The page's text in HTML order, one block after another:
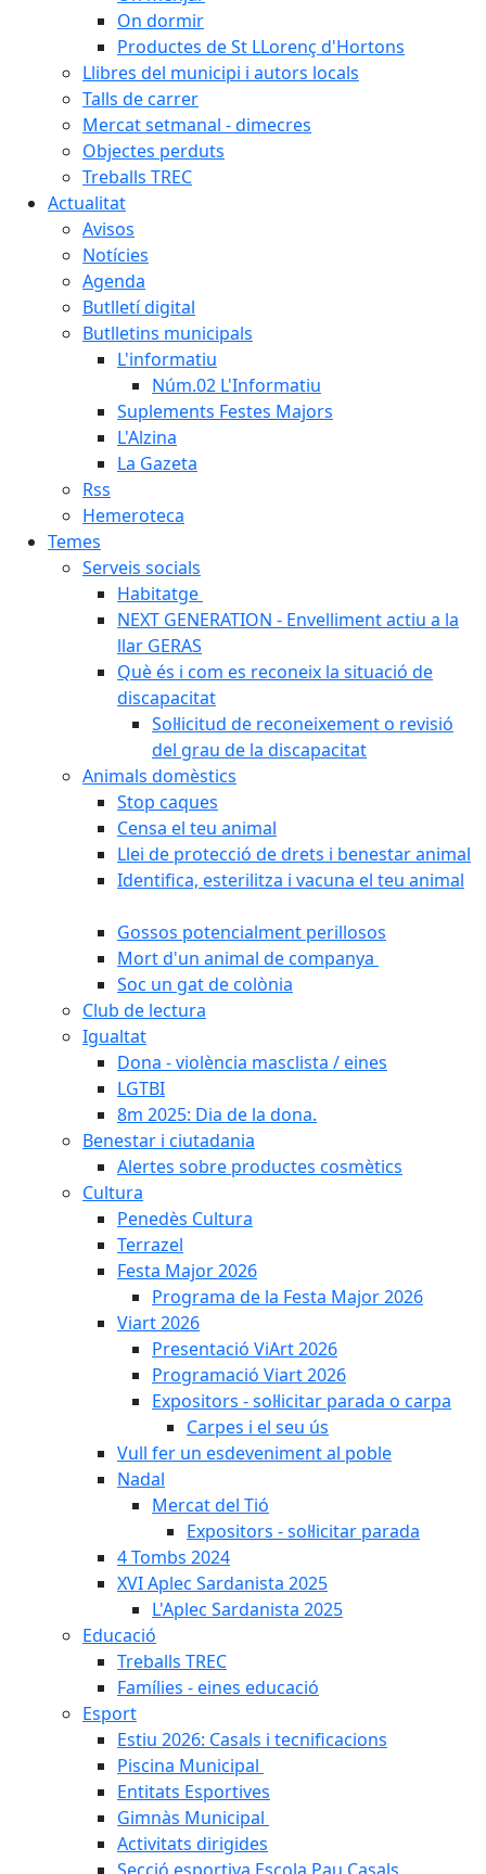
On dormir
Productes de St LLorenç d'Hortons
Llibres del municipi i autors locals
Talls de carrer
Mercat setmanal - dimecres
Objectes perduts
Treballs TREC
Actualitat
Avisos
Notícies
Agenda
Butlletí digital
Butlletins municipals
L'informatiu
Núm.02 L'Informatiu
Suplements Festes Majors
L'Alzina
La Gazeta
Rss
Hemeroteca
Temes
Serveis socials
Habitatge
NEXT GENERATION - Envelliment actiu a la
llar GERAS
Què és i com es reconeix la situació de
discapacitat
Sol·licitud de reconeixement o revisió
del grau de la discapacitat
Animals domèstics
Stop caques
Censa el teu animal
Llei de protecció de drets i benestar animal
Identifica, esterilitza i vacuna el teu animal
Gossos potencialment perillosos
Mort d'un animal de companya
Soc un gat de colònia
Club de lectura
Igualtat
Dona - violència masclista / eines
LGTBI
8m 2025: Dia de la dona.
Benestar i ciutadania
Alertes sobre productes cosmètics
Cultura
Penedès Cultura
Terrazel
Festa Major 2026
Programa de la Festa Major 2026
Viart 2026
Presentació ViArt 2026
Programació Viart 2026
Expositors - sol·licitar parada o carpa
Carpes i el seu ús
Vull fer un esdeveniment al poble
Nadal
Mercat del Tió
Expositors - sol·licitar parada
4 Tombs 2024
XVI Aplec Sardanista 2025
L'Aplec Sardanista 2025
Educació
Treballs TREC
Famílies - eines educació
Esport
Estiu 2026: Casals i tecnificacions
Piscina Municipal
Entitats Esportives
Gimnàs Municipal
Activitats dirigides